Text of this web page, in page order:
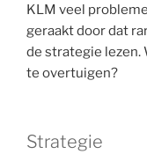
KLM veel
geraakt door dat
de strategie lezen.
te overtuigen?
Strategie